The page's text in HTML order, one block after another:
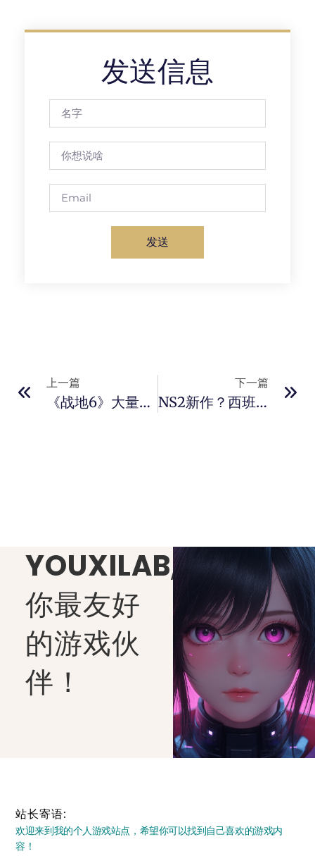
发送信息
发送
上一篇
《战地6》大量概念图疑似泄露 展现硬派军事风格
下一篇
NS2新作？西班牙零售商疑似曝光四款未公布任天堂新作
YOUXILAB,
你最友好
的游戏伙
伴！
站长寄语:
欢迎来到我的个人游戏站点，希望你可以找到自己喜欢的游戏内
容！